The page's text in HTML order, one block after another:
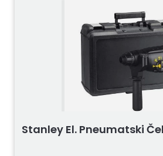
Stanley El. Pneumatski